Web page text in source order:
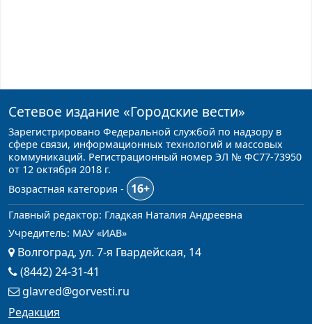
Сетевое издание «Городские вести»
Зарегистрировано Федеральной службой по надзору в
сфере связи, информационных технологий и массовых
коммуникаций. Регистрационный номер ЭЛ № ФС77-73950
от 12 октября 2018 г.
Возрастная категория -
16+
Главный редактор: Гладкая Наталия Андреевна
Учредитель: МАУ «ИАВ»
Волгоград, ул. 7-я Гвардейская, 14
(8442) 24-31-41
glavred@gorvesti.ru
Редакция